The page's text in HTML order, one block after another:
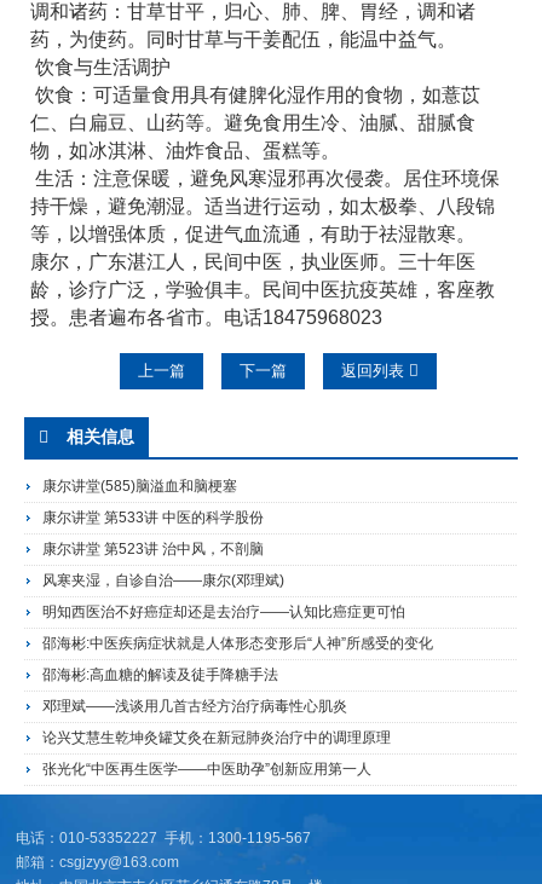
调和诸药：甘草甘平，归心、肺、脾、胃经，调和诸
药，为使药。同时甘草与干姜配伍，能温中益气。
饮食与生活调护
饮食：可适量食用具有健脾化湿作用的食物，如薏苡
仁、白扁豆、山药等。避免食用生冷、油腻、甜腻食
物，如冰淇淋、油炸食品、蛋糕等。
生活：注意保暖，避免风寒湿邪再次侵袭。居住环境保
持干燥，避免潮湿。适当进行运动，如太极拳、八段锦
等，以增强体质，促进气血流通，有助于祛湿散寒。
康尔，广东湛江人，民间中医，执业医师。三十年医
龄，诊疗广泛，学验俱丰。民间中医抗疫英雄，客座教
授。患者遍布各省市。电话18475968023
上一篇 下一篇 返回列表
相关信息
康尔讲堂(585)脑溢血和脑梗塞
康尔讲堂 第533讲 中医的科学股份
康尔讲堂 第523讲 治中风，不剖脑
风寒夹湿，自诊自治——康尔(邓理斌)
明知西医治不好癌症却还是去治疗——认知比癌症更可怕
邵海彬:中医疾病症状就是人体形态变形后“人神”所感受的变化
邵海彬:高血糖的解读及徒手降糖手法
邓理斌——浅谈用几首古经方治疗病毒性心肌炎
论兴艾慧生乾坤灸罐艾灸在新冠肺炎治疗中的调理原理
张光化“中医再生医学——中医助孕”创新应用第一人
电话：010-53352227 手机：1300-1195-567
邮箱：csgjzyy@163.com